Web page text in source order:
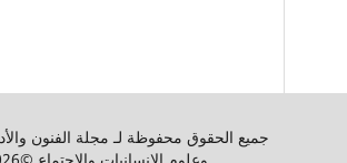
جميع الحقوق محفوظة لـ مجلة الفنون